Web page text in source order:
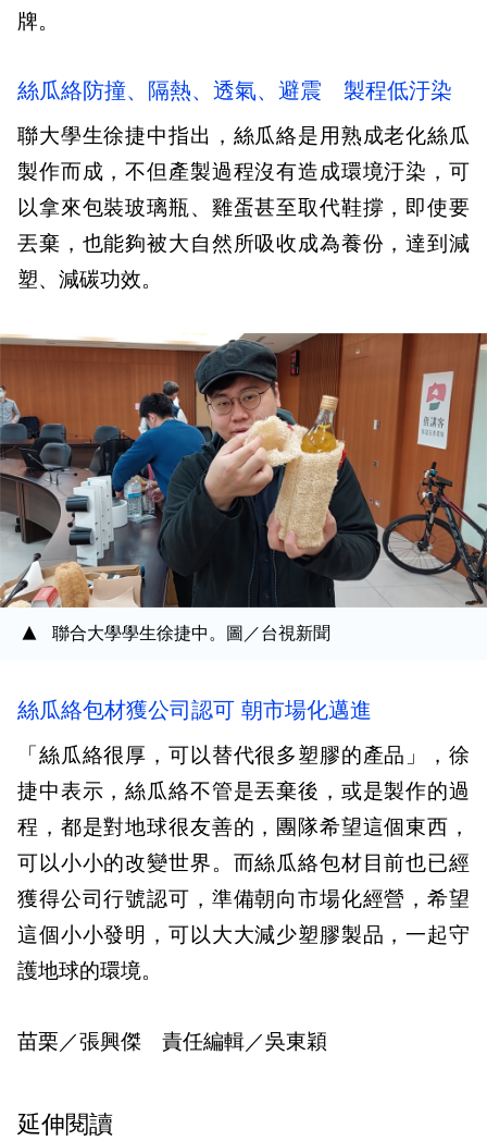
牌。
絲瓜絡防撞、隔熱、透氣、避震 製程低汙染
聯大學生徐捷中指出，絲瓜絡是用熟成老化絲瓜
製作而成，不但產製過程沒有造成環境汙染，可
以拿來包裝玻璃瓶、雞蛋甚至取代鞋撐，即使要
丟棄，也能夠被大自然所吸收成為養份，達到減
塑、減碳功效。
聯合大學學生徐捷中。圖／台視新聞
絲瓜絡包材獲公司認可 朝市場化邁進
「絲瓜絡很厚，可以替代很多塑膠的產品」，徐
捷中表示，絲瓜絡不管是丟棄後，或是製作的過
程，都是對地球很友善的，團隊希望這個東西，
可以小小的改變世界。而絲瓜絡包材目前也已經
獲得公司行號認可，準備朝向市場化經營，希望
這個小小發明，可以大大減少塑膠製品，一起守
護地球的環境。
苗栗／張興傑 責任編輯／吳東穎
延伸閱讀